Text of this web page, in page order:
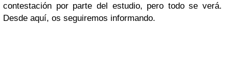
contestación por parte del estudio, pero todo se verá.
Desde aquí, os seguiremos informando.